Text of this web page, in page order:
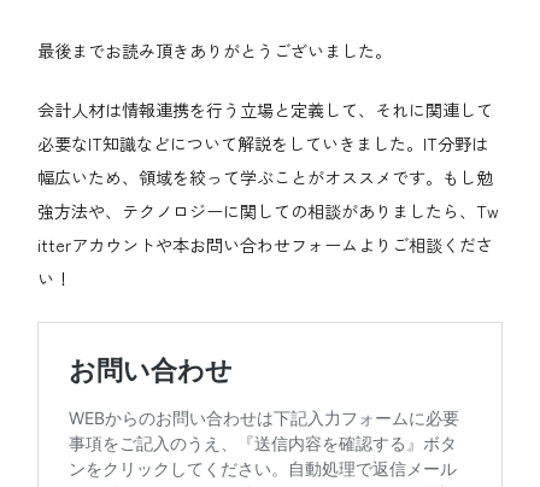
最後までお読み頂きありがとうございました。
会計人材は情報連携を行う立場と定義して、それに関連して
必要なIT知識などについて解説をしていきました。IT分野は
幅広いため、領域を絞って学ぶことがオススメです。もし勉
強方法や、テクノロジーに関しての相談がありましたら、Tw
itterアカウントや本お問い合わせフォームよりご相談くださ
い！